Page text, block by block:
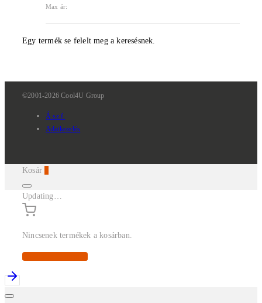
Max ár:
Egy termék se felelt meg a keresésnek.
©2001-2026 Cool4U Group
Á.sz.f.
Adatkezelés
Kosár
Updating…
Nincsenek termékek a kosárban.
Continue Shopping